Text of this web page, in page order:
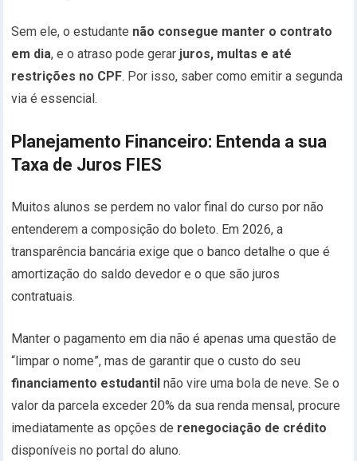
Sem ele, o estudante não consegue manter o contrato
em dia, e o atraso pode gerar juros, multas e até
restrições no CPF. Por isso, saber como emitir a segunda
via é essencial.
Planejamento Financeiro: Entenda a sua
Taxa de Juros FIES
Muitos alunos se perdem no valor final do curso por não
entenderem a composição do boleto. Em 2026, a
transparência bancária exige que o banco detalhe o que é
amortização do saldo devedor e o que são juros
contratuais.
Manter o pagamento em dia não é apenas uma questão de
“limpar o nome”, mas de garantir que o custo do seu
financiamento estudantil não vire uma bola de neve. Se o
valor da parcela exceder 20% da sua renda mensal, procure
imediatamente as opções de renegociação de crédito
disponíveis no portal do aluno.